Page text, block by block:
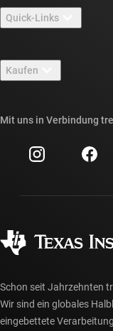
Stellenangebote
Newsroom
Veranstaltungen
Quick-Links
TI E2E™-Design-
Querverweis-Suche
myTI-Konto FAQs
Kaufen
Häufig gestellte
Mit uns in Verbindung
Schon seit Jahrzehnten
Wir sind ein globales
eingebettete